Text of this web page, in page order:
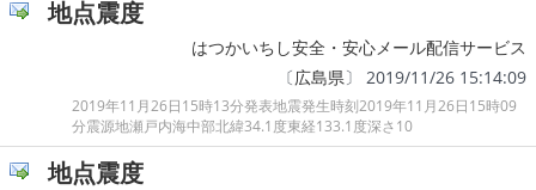
地点震度
はつかいちし安全・安心メール配信サービス
〔広島県〕 2019/11/26 15:14:09
2019年11月26日15時13分発表地震発生時刻2019年11月26日15時09
分震源地瀬戸内海中部北緯34.1度東経133.1度深さ10
地点震度